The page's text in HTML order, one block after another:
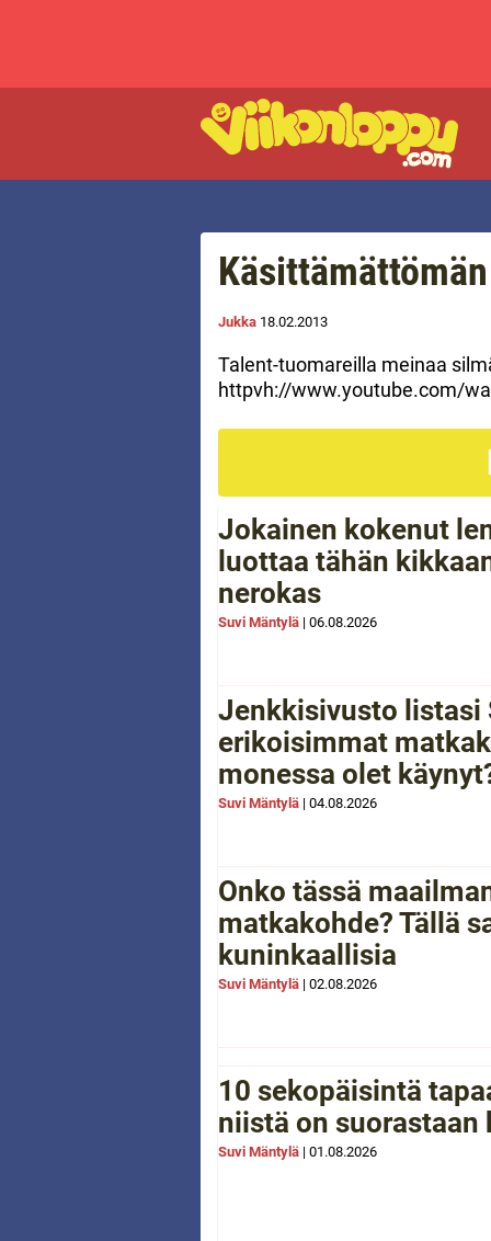
Jukka 18.02.2013
Talent-tuomareilla meinaa
httpvh://www.youtube.com/
Jokainen kokenut
luottaa tähän
nerokas
Suvi Mäntylä | 06.08.2026
Jenkkisivusto listasi
erikoisimmat
monessa olet
Suvi Mäntylä | 04.08.2026
Onko tässä
matkakohde? Tällä
kuninkaallisia
Suvi Mäntylä | 02.08.2026
10 sekopäisintä
niistä on suorastaan
Suvi Mäntylä | 01.08.2026